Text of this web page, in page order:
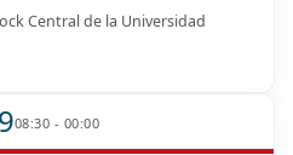
Central de la Universidad
08:30 - 00:00